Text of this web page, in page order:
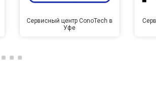
Сервисный центр ConoTech в
Уфе